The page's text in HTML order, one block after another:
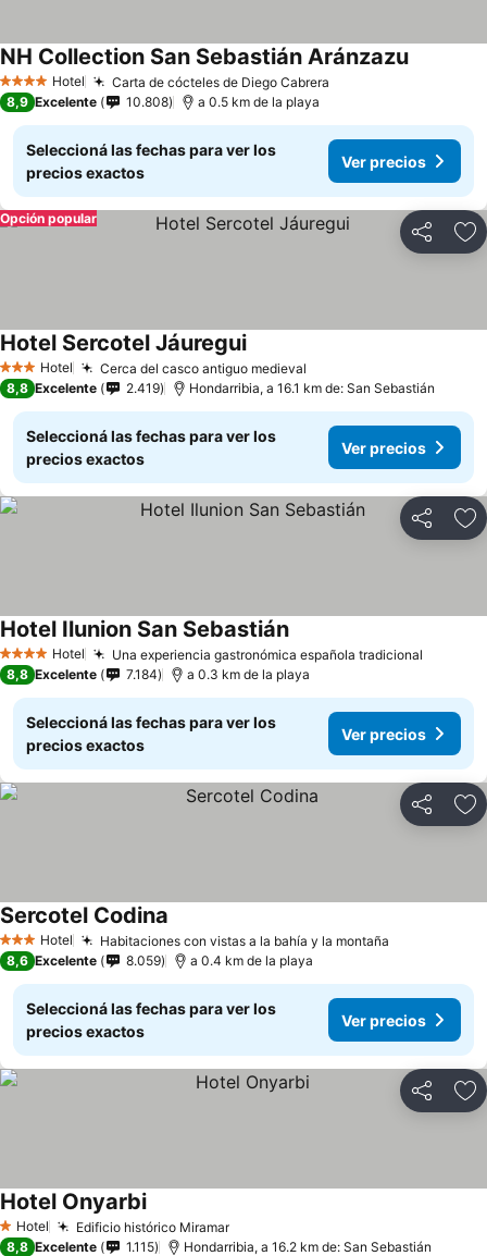
4 EstrellasHotel Carta de cócteles de Diego Cabrera
NH Collection San Sebastián Aránzazu
8,9 Excelente 10.808 a 0.5 km de la playa
Seleccioná las fechas para ver los
precios exactos
Ver precios
Compartir
Opción popular
3 Estrellas
Hotel Cerca del casco antiguo medieval
Hotel Sercotel Jáuregui
8,8 Excelente 2.419 Hondarribia, a 16.1 km de: San Sebastián
Seleccioná las fechas para ver los
precios exactos
Ver precios
Compartir
4 EstrellasHotel Una experiencia gastronómica española tradicional
Hotel Ilunion San Sebastián
8,8 Excelente 7.184 a 0.3 km de la playa
Seleccioná las fechas para ver los
precios exactos
Ver precios
Compartir
3 Estrellas
Hotel Habitaciones con vistas a la bahía y la montaña
Sercotel Codina
8,6 Excelente 8.059 a 0.4 km de la playa
Seleccioná las fechas para ver los
precios exactos
Ver precios
Compartir
1 Estrellas
Hotel Edificio histórico Miramar
Hotel Onyarbi
8,8 Excelente 1.115 Hondarribia, a 16.2 km de: San Sebastián